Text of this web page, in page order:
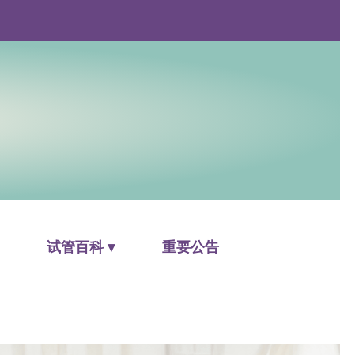
试管百科 ▾ 重要公告